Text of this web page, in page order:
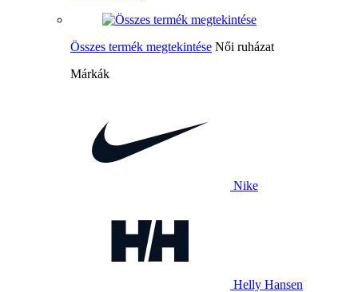
Összes termék megtekintése Női ruházat
Márkák
Nike
Helly Hansen